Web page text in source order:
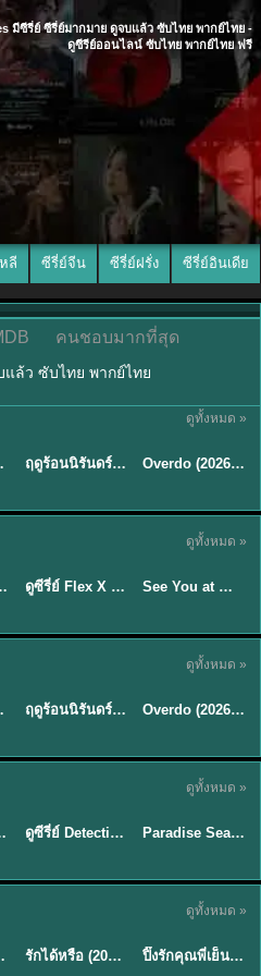
มีซีรี่ย์ ซีรี่ย์มากมาย ดูจบแล้ว ซับไทย พากย์ไทย -
ดูซีรีย์ออนไลน์ ซับไทย พากย์ไทย ฟรี
ลี ซีรี่ย์จีน ซีรี่ย์ฝรั่ง ซีรี่ย์อินเดีย
คนชอบมากที่สุด
ล้ว ซับไทย พากย์ไทย
ดูทั้งหมด »
ไทย EP1-32 ★8.8 ฤดูร้อนนิรันดร์ (2026) Never-Ending Summer พากย์ไทย EP.1-29
ซับไทย
Overdo (2026) รักเกินแค้น พากย์ไทย ซับไทย EP1-33 (จบ)
ดูทั้งหมด »
พากย์ไทย ซับไทย EP.1-12 ★8 EP.16
Sub EP. 16 | TH
ดูซีรี่ย์ Flex X Cop คุณชายสายสืบ (2024) พากย์ไทย-ซับไทย EP.1-16 (จบ) ★9
ซับไทย | พากย์
Sub EP. 8 | TH
See You at Work Tomorrow! เจอกันที่ออฟฟิศพรุ่งนี้นะ พากย์ไทย
ดูทั้งหมด »
ไทย EP1-32 ★8.8 ฤดูร้อนนิรันดร์ (2026) Never-Ending Summer พากย์ไทย EP.1-29
ซับไทย
Overdo (2026) รักเกินแค้น พากย์ไทย ซับไทย EP1-33 (จบ)
ดูทั้งหมด »
นิหาร พากย์ไทย EP.9ดูซีรี่ย์ Detective Hole (2026) พากย์ไทย HD ฟรี อัปเดตล่าสุด Netflix EP.8
พากย์ไทย
Paradise Season 2 (2026) พากย์ไทย EP1-8 ดูซีรี่ย์ฝรั่ง HD ครบทุกตอน
ดูทั้งหมด »
EP.1-10 HD รักได้หรือ (2026) YOUNG Let's Begin Again พากย์ไทย EP.1-19 ★8
พากย์ไทย
ปิ๊งรักคุณพี่เย็นชา (2026) Frozen Valentine EP.1-10 (จบ)